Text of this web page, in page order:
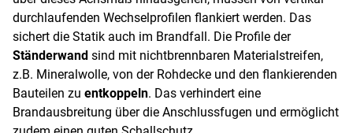
durchlaufenden Wechselprofilen flankiert werden. Das
sichert die Statik auch im Brandfall. Die Profile der
Ständerwand sind mit nichtbrennbaren Materialstreifen,
z.B. Mineralwolle, von der Rohdecke und den flankierenden
Bauteilen zu entkoppeln. Das verhindert eine
Brandausbreitung über die Anschlussfugen und ermöglicht